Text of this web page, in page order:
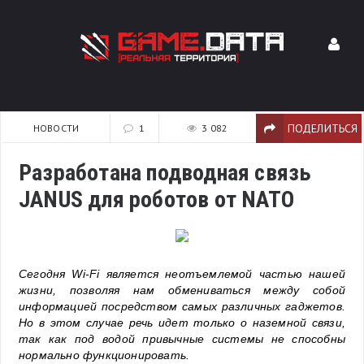
НОВОСТИ 1 3 082 ПОДЕЛИТЬСЯ
Разработана подводная связь
JANUS для роботов от NATO
Сегодня Wi-Fi является неотъемлемой частью нашей
жизни, позволяя нам обмениваться между собой
информацией посредством самых различных гаджетов.
Но в этом случае речь идет только о наземной связи,
так как под водой привычные системы не способны
нормально функционировать.